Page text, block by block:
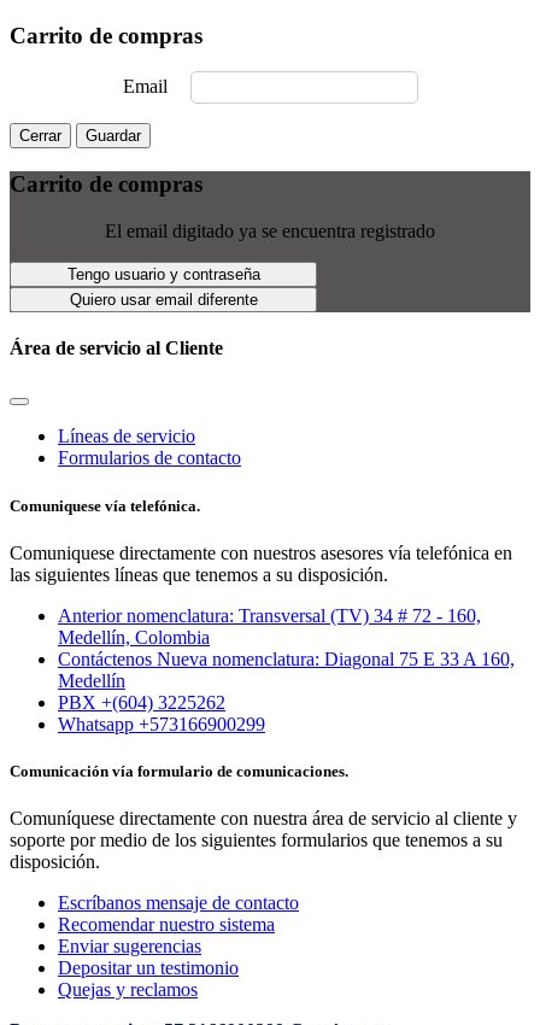
Carrito de compras
Email
Cerrar Guardar
Carrito de compras
El email digitado ya se encuentra registrado
Tengo usuario y contraseña
Quiero usar email diferente
Área de servicio al Cliente
Líneas de servicio
Formularios de contacto
Comuniquese vía telefónica.
Comuniquese directamente con nuestros asesores vía telefónica en
las siguientes líneas que tenemos a su disposición.
Anterior nomenclatura: Transversal (TV) 34 # 72 - 160,
Medellín, Colombia
Contáctenos Nueva nomenclatura: Diagonal 75 E 33 A 160,
Medellín
PBX +(604) 3225262
Whatsapp +573166900299
Comunicación vía formulario de comunicaciones.
Comuníquese directamente con nuestra área de servicio al cliente y
soporte por medio de los siguientes formularios que tenemos a su
disposición.
Escríbanos mensaje de contacto
Recomendar nuestro sistema
Enviar sugerencias
Depositar un testimonio
Quejas y reclamos